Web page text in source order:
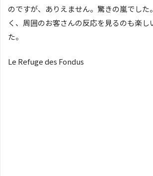
のですが、ありえません。驚きの嵐でした
く、周囲のお客さんの反応を見るのも楽し
た。
Le Refuge des Fondus